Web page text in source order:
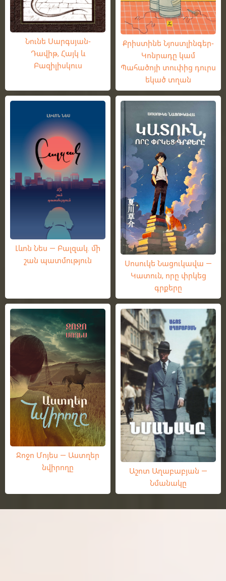
Նունե Սարգսյան-
Դավիթ, Հայկ և
Բազիլիսկուս
Քրիստինե Նյոստլինգեր-
Կոնրադը կամ
Պահածոյի տուփից դուրս
եկած տղան
Լևոն Նես — Բալզակ. մի
շան պատմություն
Սոսուկե Նացուկավա —
Կատուն, որը փրկեց
գրքերը
Ջոջո Մոյես — Աստղեր
նվիրողը
Աշոտ Աղաբաբյան —
Նմանակը